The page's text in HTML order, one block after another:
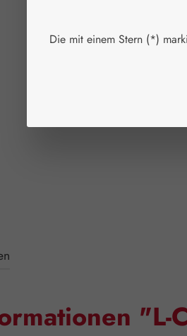
"L-
Die mit einem Stern (*)